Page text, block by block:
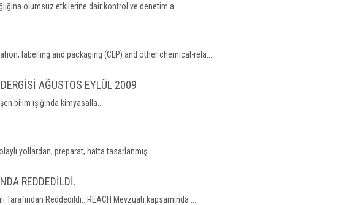
olumsuz etkilerine dair kontrol ve denetim a...
labelling and packaging (CLP) and other chemical-rela...
AĞUSTOS EYLÜL 2009
bilim ışığında kimyasalla...
yollardan, preparat, hatta tasarlanmış...
REDDEDİLDİ.
Reddedildi...REACH Mevzuatı kapsamında ...